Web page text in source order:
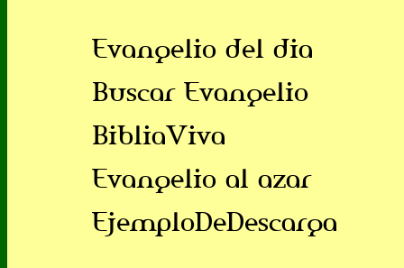
Evangelio del dia
Buscar Evangelio
BibliaViva
Evangelio al azar
EjemploDeDescarga